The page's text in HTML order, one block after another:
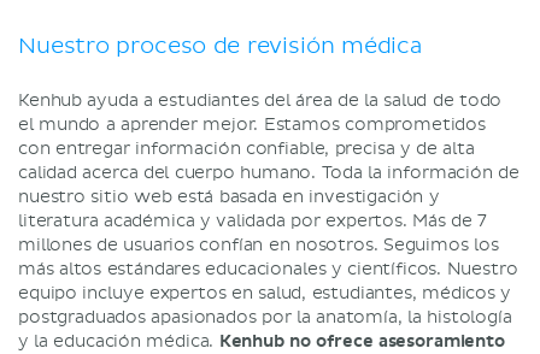
Nuestro proceso de revisión médica
Kenhub ayuda a estudiantes del área de la salud de todo
el mundo a aprender mejor. Estamos comprometidos
con entregar información confiable, precisa y de alta
calidad acerca del cuerpo humano. Toda la información de
nuestro sitio web está basada en investigación y
literatura académica y validada por expertos. Más de 7
millones de usuarios confían en nosotros. Seguimos los
más altos estándares educacionales y científicos. Nuestro
equipo incluye expertos en salud, estudiantes, médicos y
postgraduados apasionados por la anatomía, la histología
y la educación médica. Kenhub no ofrece asesoramiento